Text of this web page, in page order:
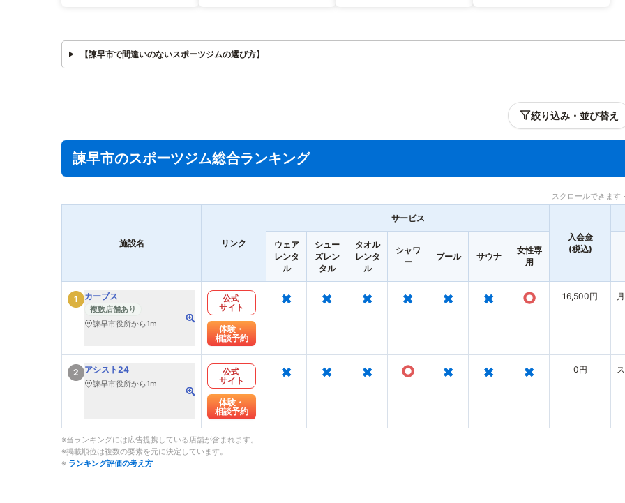
【諫早市で間違いのないスポーツジムの選び方】
絞り込み・並び替え
諫早市のスポーツジム総合ランキング
スクロールできます
施設名 リンク
サービス
入会金
(税込)
ウェア
レンタ
ル
シュー
ズレン
タル
タオル
レンタ
ル
シャワ
ー
プール サウナ
女性専
用
1 カーブス
複数店舗あり
諫早市役所から1m
公式
サイト
体験・
相談予約
× × × × × × ○ 16,500円
2 アシスト24
諫早市役所から1m
公式
サイト
体験・
相談予約
× × × ○ × × × 0円
※当ランキングには広告提携している店舗が含まれます。
※掲載順位は複数の要素を元に決定しています。
※ ランキング評価の考え方